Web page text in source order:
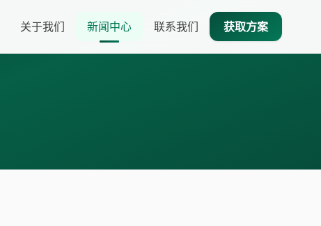
关于我们 新闻中心 联系我们 获取方案